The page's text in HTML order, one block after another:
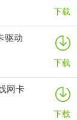
下载
驱动
下载
网卡
下载